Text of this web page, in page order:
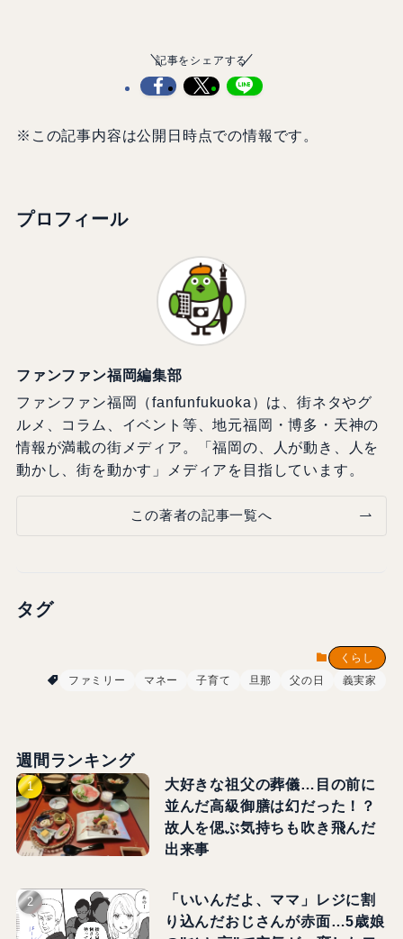
記事をシェアする
※この記事内容は公開日時点での情報です。
プロフィール
ファンファン福岡編集部
ファンファン福岡（fanfunfukuoka）は、街ネタやグ
ルメ、コラム、イベント等、地元福岡・博多・天神の
情報が満載の街メディア。「福岡の、人が動き、人を
動かし、街を動かす」メディアを目指しています。
この著者の記事一覧へ
タグ
くらし
ファミリー
マネー 子育て 旦那 父の日 義実家
週間ランキング
大好きな祖父の葬儀…目の前に
並んだ高級御膳は幻だった！？
故人を偲ぶ気持ちも吹き飛んだ
出来事
「いいんだよ、ママ」レジに割
り込んだおじさんが赤面…5歳娘